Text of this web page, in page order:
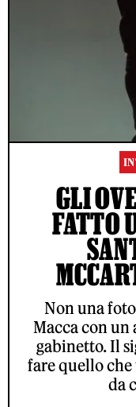
GLI
FATTO
Non una
Macca con
gabinetto. Il
fare quello
da